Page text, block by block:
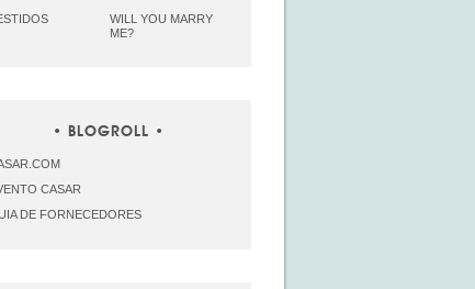
WILL YOU MARRY
ME?
BLOGROLL
CASAR
DE FORNECEDORES